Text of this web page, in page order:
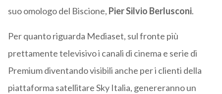
suo omologo del Biscione, Pier Silvio Berlusconi.
Per quanto riguarda Mediaset, sul fronte più
prettamente televisivo i canali di cinema e serie di
Premium diventando visibili anche per i clienti della
piattaforma satellitare Sky Italia, genereranno un